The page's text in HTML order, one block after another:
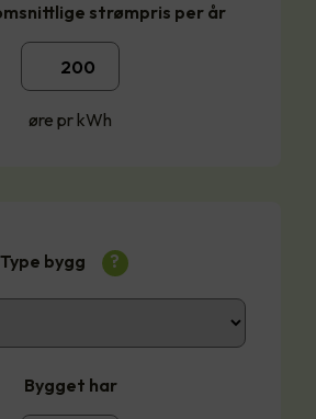
strømpris per år
øre pr kWh
Type bygg ?
Bygget har